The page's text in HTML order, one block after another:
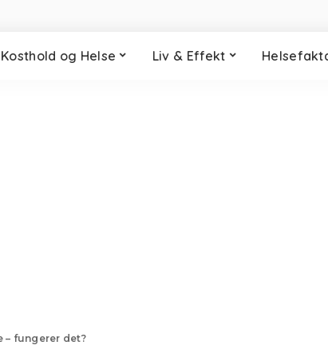
Kosthold og Helse Liv & Effekt
– fungerer det?